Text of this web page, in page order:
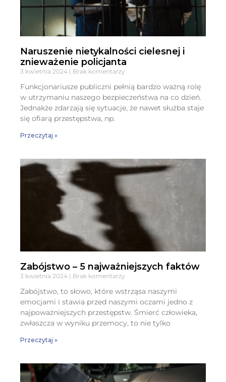
Naruszenie nietykalności cielesnej i
znieważenie policjanta
3 kwietnia 2024 Brak komentarzy
Funkcjonariusze publiczni pełnią bardzo ważną rolę
w utrzymaniu naszego bezpieczeństwa na co dzień.
Jednakże zdarzają się sytuacje, że nawet służba staje
się ofiarą przestępstwa, np.
Przeczytaj »
Zabójstwo – 5 najważniejszych faktów
3 kwietnia 2024 Brak komentarzy
Zabójstwo, to słowo, które wstrząsa naszymi
emocjami i stawia przed naszymi oczami jedno z
najpoważniejszych przestępstw. Śmierć człowieka,
zwłaszcza w wyniku przemocy, to nie tylko
Przeczytaj »